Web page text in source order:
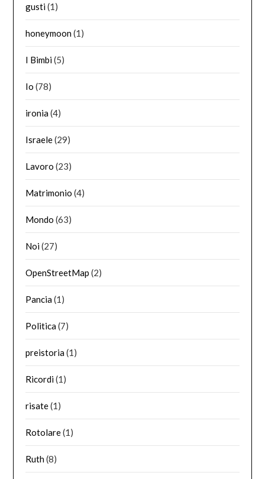
gusti(1)
honeymoon(1)
I Bimbi(5)
Io (78)
ironia(4)
Israele(29)
Lavoro (23)
Matrimonio (4)
Mondo (63)
Noi(27)
OpenStreetMap (2)
Pancia(1)
Politica(7)
preistoria(1)
Ricordi(1)
risate(1)
Rotolare(1)
Ruth(8)